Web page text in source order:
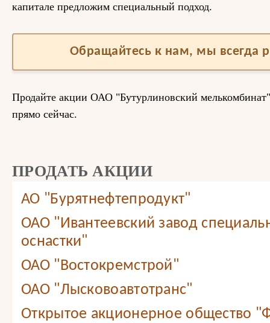
капитале предложим специальный подход.
Обращайтесь к нам, мы всегда
Продайте акции ОАО "Бутурлиновский
прямо сейчас.
ПРОДАТЬ АКЦИИ
АО "Бурятнефтепродукт"
ОАО "Ивантеевский завод
оснастки"
ОАО "Востокремстрой"
ОАО "Лысковоавтотранс"
Открытое акционерное общество